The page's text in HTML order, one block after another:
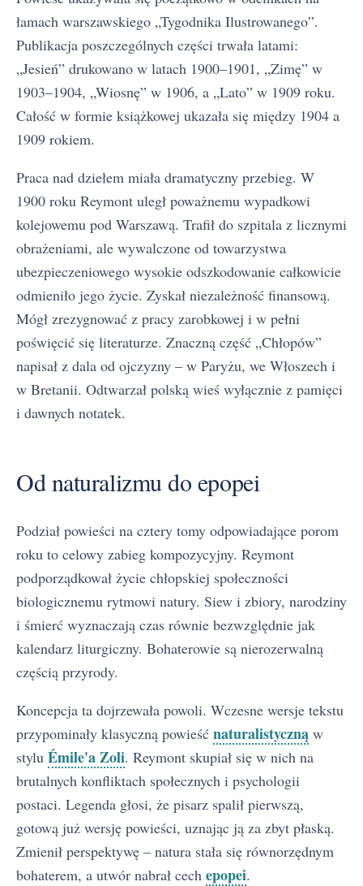
łamach warszawskiego „Tygodnika Ilustrowanego”.
Publikacja poszczególnych części trwała latami:
„Jesień” drukowano w latach 1900–1901, „Zimę” w
1903–1904, „Wiosnę” w 1906, a „Lato” w 1909 roku.
Całość w formie książkowej ukazała się między 1904 a
1909 rokiem.
Praca nad dziełem miała dramatyczny przebieg. W
1900 roku Reymont uległ poważnemu wypadkowi
kolejowemu pod Warszawą. Trafił do szpitala z licznymi
obrażeniami, ale wywalczone od towarzystwa
ubezpieczeniowego wysokie odszkodowanie całkowicie
odmieniło jego życie. Zyskał niezależność finansową.
Mógł zrezygnować z pracy zarobkowej i w pełni
poświęcić się literaturze. Znaczną część „Chłopów”
napisał z dala od ojczyzny – w Paryżu, we Włoszech i
w Bretanii. Odtwarzał polską wieś wyłącznie z pamięci
i dawnych notatek.
Od naturalizmu do epopei
Podział powieści na cztery tomy odpowiadające porom
roku to celowy zabieg kompozycyjny. Reymont
podporządkował życie chłopskiej społeczności
biologicznemu rytmowi natury. Siew i zbiory, narodziny
i śmierć wyznaczają czas równie bezwzględnie jak
kalendarz liturgiczny. Bohaterowie są nierozerwalną
częścią przyrody.
Koncepcja ta dojrzewała powoli. Wczesne wersje tekstu
przypominały klasyczną powieść naturalistyczną w
stylu Émile'a Zoli. Reymont skupiał się w nich na
brutalnych konfliktach społecznych i psychologii
postaci. Legenda głosi, że pisarz spalił pierwszą,
gotową już wersję powieści, uznając ją za zbyt płaską.
Zmienił perspektywę – natura stała się równorzędnym
bohaterem, a utwór nabrał cech epopei.